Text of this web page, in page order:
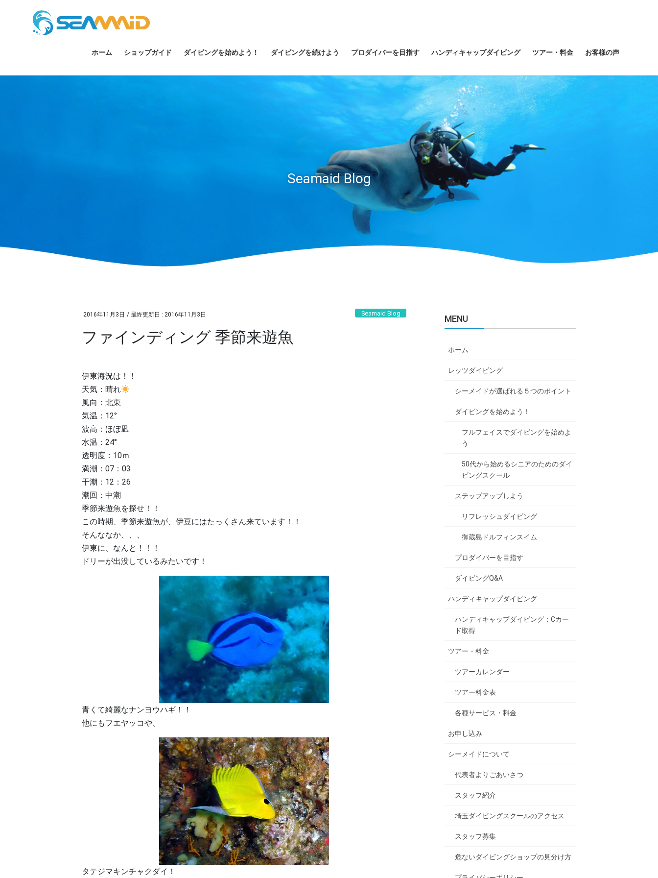
ホーム ショップガイド ダイビングを始めよう！ ダイビングを続けよう プロダイバーを目指す ハンディキャップダイビング ツアー・料金 お客様の声
Seamaid Blog
2016年11月3日 / 最終更新日 : 2016年11月3日 Seamaid Blog
ファインディング 季節来遊魚
伊東海況は！！
天気：晴れ
風向：北東
気温：12°
波高：ほぼ凪
水温：24°
透明度：10ｍ
満潮：07：03
干潮：12：26
潮回：中潮
季節来遊魚を探せ！！
この時期、季節来遊魚が、伊豆にはたっくさん来ています！！
そんななか、、、
伊東に、なんと！！！
ドリーが出没しているみたいです！
青くて綺麗なナンヨウハギ！！
他にもフエヤッコや、
タテジマキンチャクダイ！
MENU
ホーム
レッツダイビング
シーメイドが選ばれる５つのポイント
ダイビングを始めよう！
フルフェイスでダイビングを始めよ
う
50代から始めるシニアのためのダイ
ビングスクール
ステップアップしよう
リフレッシュダイビング
御蔵島ドルフィンスイム
プロダイバーを目指す
ダイビングQ&A
ハンディキャップダイビング
ハンディキャップダイビング：Cカー
ド取得
ツアー・料金
ツアーカレンダー
ツアー料金表
各種サービス・料金
お申し込み
シーメイドについて
代表者よりごあいさつ
スタッフ紹介
埼玉ダイビングスクールのアクセス
スタッフ募集
危ないダイビングショップの見分け方